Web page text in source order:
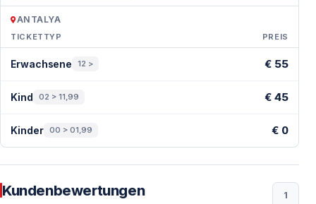
ANTALYA
TICKETTYP PREIS
Erwachsene 12 > € 55
Kind 02 > 11,99 € 45
Kinder 00 > 01,99 € 0
Kundenbewertungen 1